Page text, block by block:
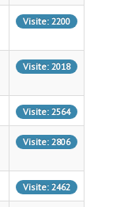
Visite: 2200
Visite: 2018
Visite: 2564
Visite: 2806
Visite: 2462